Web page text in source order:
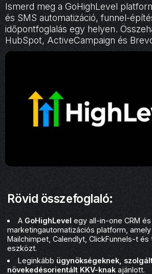
Ismerd meg a GoHighLevel
és SMS automatizáció, funnel-
időpontfoglalás egy helyen.
HubSpot, ActiveCampaign és
Rövid összefoglaló:
A GoHighLevel egy all-in-one CRM és
marketingautomatizációs platform,
Mailchimpet, Calendlyt, ClickFunnels-t
eszközt.
Leginkább ügynökségeknek,
növekedésorientált KKV-knak ajánlott.